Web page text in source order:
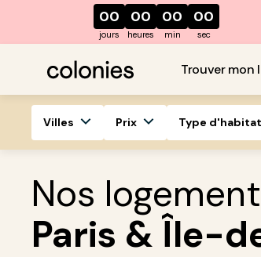
00
jours
00
heures
00
min
00
sec
Trouver mon
Villes Prix Type d'habitat
Nos
Paris & Île-